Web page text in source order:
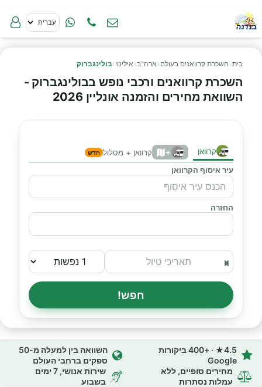
בית› השכרת קרוואנים בעולם › ארה"ב› אילינוי ›בולינגברוק
השכרת קרוואנים ורכבי נופש בבולינגברוק -
השוואת מחירים והזמנה אונליין 2026
קרוואן + קרוואן + מסלול חדש
עיר איסוף הקרוואן
החזרה
חפש!
4.5★ · +400 ביקורות
Google
השוואה בין למעלה מ-50
ספקים ברחבי העולם
מחירים סופיים, ללא
עמלות נסתרות
שירות אנושי, 7 ימים
בשבוע